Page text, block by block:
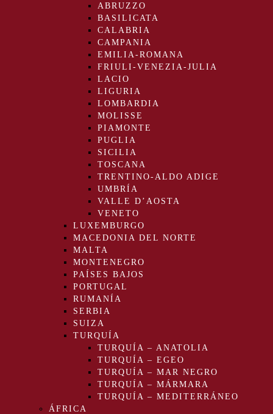
ABRUZZO
BASILICATA
CALABRIA
CAMPANIA
EMILIA-ROMANA
FRIULI-VENEZIA-JULIA
LACIO
LIGURIA
LOMBARDIA
MOLISSE
PIAMONTE
PUGLIA
SICILIA
TOSCANA
TRENTINO-ALDO ADIGE
UMBRÍA
VALLE D’AOSTA
VENETO
LUXEMBURGO
MACEDONIA DEL NORTE
MALTA
MONTENEGRO
PAÍSES BAJOS
PORTUGAL
RUMANÍA
SERBIA
SUIZA
TURQUÍA
TURQUÍA – ANATOLIA
TURQUÍA – EGEO
TURQUÍA – MAR NEGRO
TURQUÍA – MÁRMARA
TURQUÍA – MEDITERRÁNEO
ÁFRICA